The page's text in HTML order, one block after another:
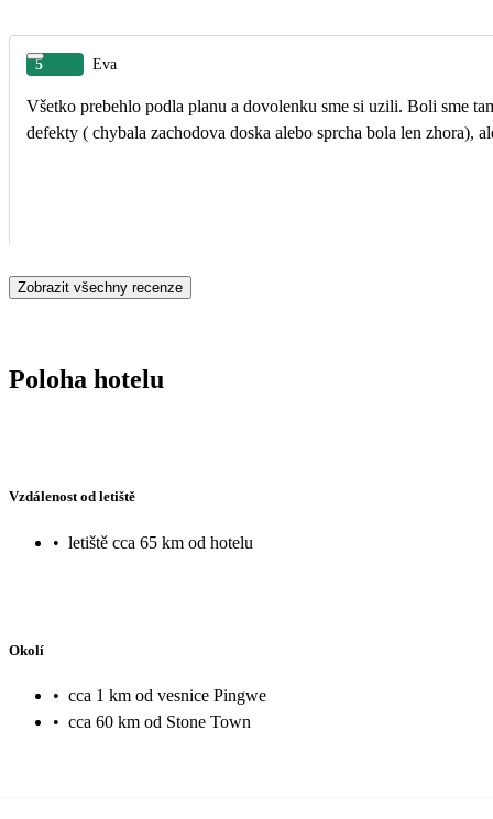
5 Eva
Všetko prebehlo podla planu a dovolenku sme si uzili. Boli sme
defekty ( chybala zachodova doska alebo sprcha bola len zhora),
Zobrazit všechny recenze
Poloha hotelu
Vzdálenost od letiště
• letiště cca 65 km od hotelu
Okolí
• cca 1 km od vesnice Pingwe
• cca 60 km od Stone Town